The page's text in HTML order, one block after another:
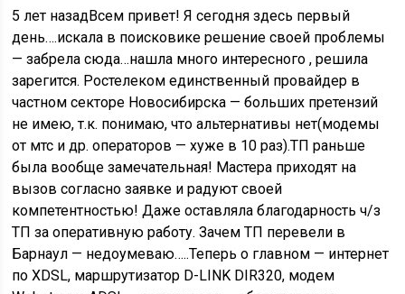
5 лет назадВсем привет! Я сегодня здесь первый
день….искала в поисковике решение своей проблемы
— забрела сюда…нашла много интересного , решила
зарегится. Ростелеком единственный провайдер в
частном секторе Новосибирска — больших претензий
не имею, т.к. понимаю, что альтернативы нет(модемы
от мтс и др. операторов — хуже в 10 раз).ТП раньше
была вообще замечательная! Мастера приходят на
вызов согласно заявке и радуют своей
компетентностью! Даже оставляла благодарность ч/з
ТП за оперативную работу. Зачем ТП перевели в
Барнаул — недоумеваю…..Теперь о главном — интернет
по XDSL, маршрутизатор D-LINK DIR320, модем